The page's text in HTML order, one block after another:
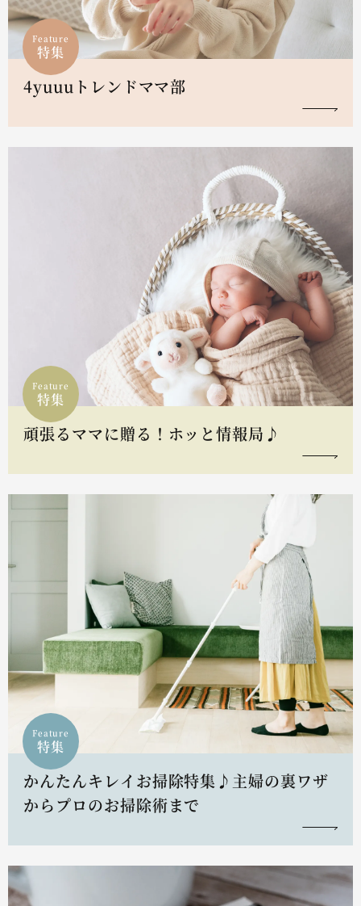
Feature
特集
4yuuuトレンドママ部
Feature
特集
頑張るママに贈る！ホッと情報局♪
Feature
特集
かんたんキレイお掃除特集♪主婦の裏ワザ
からプロのお掃除術まで